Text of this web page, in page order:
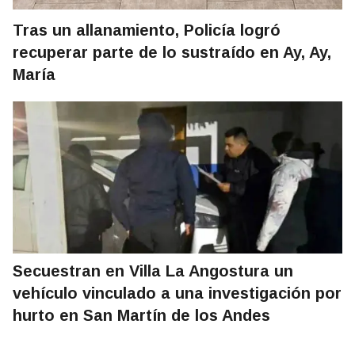
Tras un allanamiento, Policía logró
recuperar parte de lo sustraído en Ay, Ay,
María
Secuestran en Villa La Angostura un
vehículo vinculado a una investigación por
hurto en San Martín de los Andes